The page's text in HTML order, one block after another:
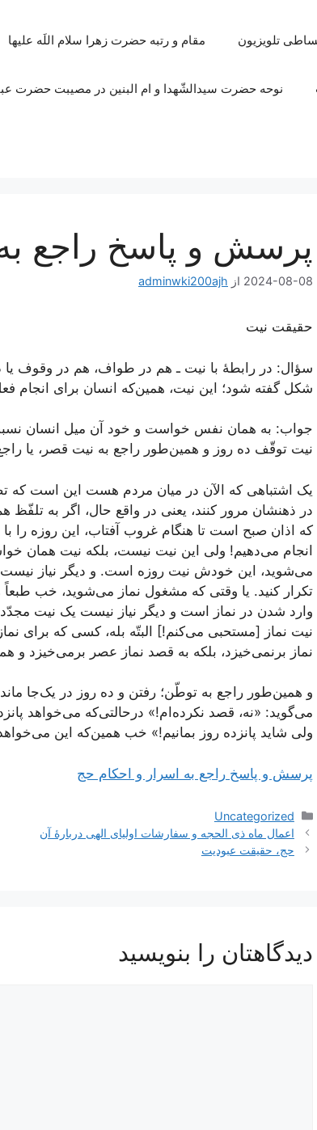
تلویزیون مقام و رتبه حضرت زهرا سلام اللَه علیها
نوحه حضرت سیدالشّهدا و ام البنین در مصیبت حضرت
پرسش و پاسخ راجع
2024-08-08 از adminwki200ajh
حقیقت نیت
سؤال: در رابطۀ با نیت ـ هم در طواف، هم در وقوف یا
شکل گفته شود؛ این نیت، همین‌که انسان برای انجام
جواب: به همان نفس خواست و خود آن میل انسان
نیت توقّف ده روز و همین‌طور راجع به نیت قصر، یا
یک اشتباهی که الآن در میان مردم هست این است که
در ذهنشان مرور کنند، یعنی در واقع حال، اگر به تلفّظ
که اذان صبح است تا هنگام غروب آفتاب، این روزه را
انجام می‌دهیم! ولی این نیت نیست، بلکه نیت همان
می‌شوید، این خودش نیت روزه است. و دیگر نیاز
تکرار کنید. یا وقتی که مشغول نماز می‌شوید، خب
وارد شدن در نماز است و دیگر نیاز نیست یک نیت
نیت نماز [مستحبی می‌کنم!] البتّه بله، کسی که برای
نماز برنمی‌خیزد، بلکه به قصد نماز عصر برمی‌خیزد و
و همین‌طور راجع به توطّن؛ رفتن و ده روز در یک‌جا
می‌گوید: «نه، قصد نکرده‌ام!» درحالتی‌که می‌خواهد
ولی شاید پانزده روز بمانیم!» خب همین‌که این
پرسش و پاسخ راجع به اسرار و احکام حج
دسته‌ها
Uncategorized
ناوبری
نوشته‌ها
اعمال ماه ذی الحجه و سفارشات اولیای الهی دربارۀ آن
حج، حقیقت عبودیت
دیدگاهتان را بنویسید